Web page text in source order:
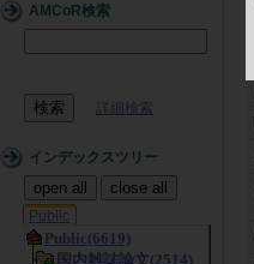
AMCoR検索
詳細検索
インデックスツリー
open all close all
Public